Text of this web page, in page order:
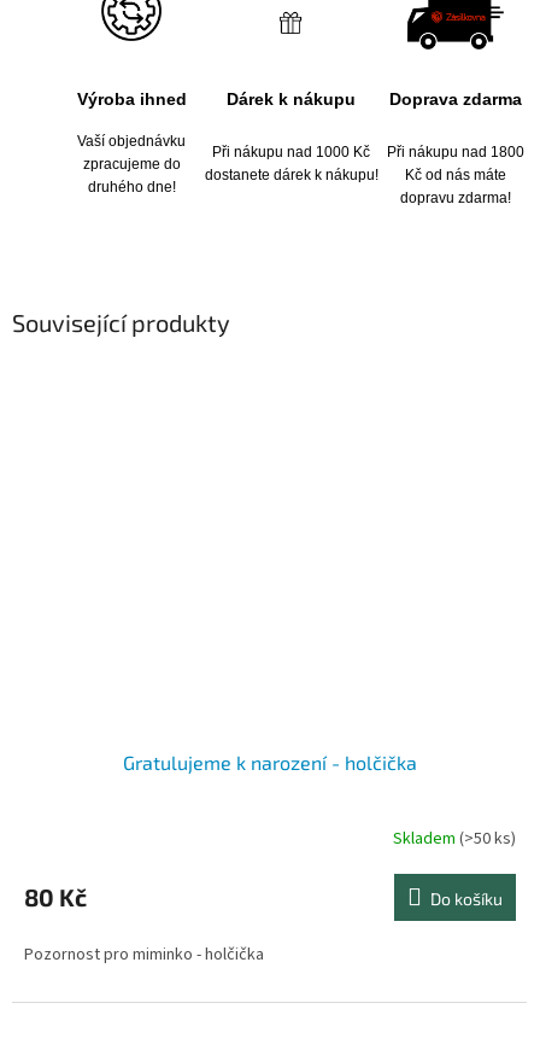
Výroba ihned Dárek k nákupu Doprava zdarma
Vaší objednávku
zpracujeme do
druhého dne!
Při nákupu nad 1000 Kč
dostanete dárek k nákupu!
Při nákupu nad 1800
Kč od nás máte
dopravu zdarma!
Související produkty
Gratulujeme k narození - holčička
Skladem (>50 ks)
80 Kč Do košíku
Pozornost pro miminko - holčička